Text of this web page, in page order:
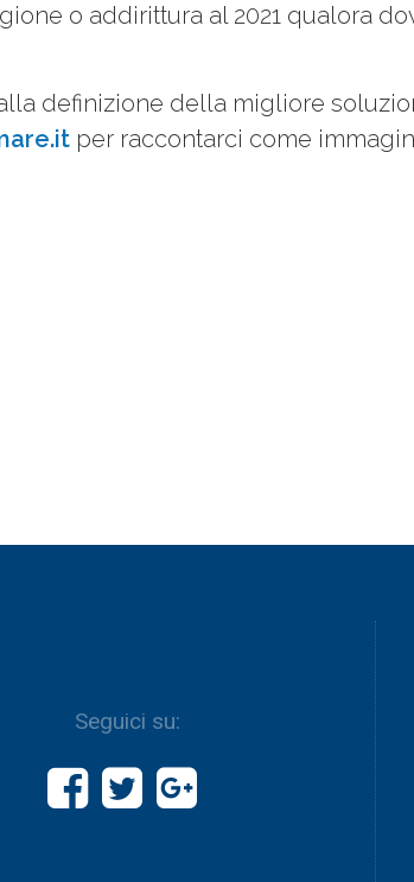
o addirittura al 2021 qualora
definizione della migliore
per raccontarci come
Seguici su: